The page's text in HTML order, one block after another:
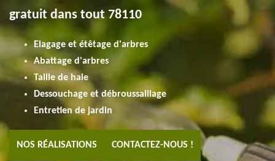
gratuit dans tout 78110
Elagage et étêtage d'arbres
Abattage d'arbres
Taille de haie
Dessouchage et débroussaillage
Entretien de jardin
NOS RÉALISATIONS CONTACTEZ-NOUS !